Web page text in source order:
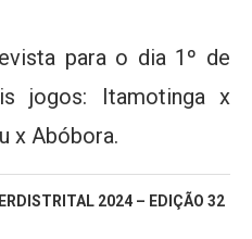
para o dia 1º de
jogos: Itamotinga x
x Abóbora.
2024 – EDIÇÃO 32